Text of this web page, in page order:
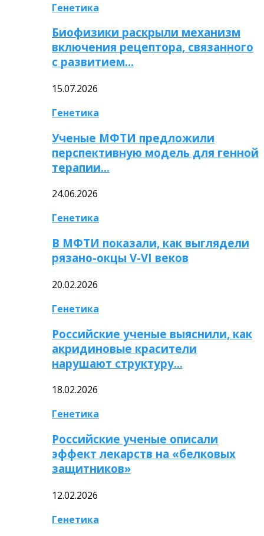
Генетика
Биофизики раскрыли механизм
включения рецептора, связанного
с развитием…
15.07.2026
Генетика
Ученые МФТИ предложили
перспективную модель для генной
терапии…
24.06.2026
Генетика
В МФТИ показали, как выглядели
рязано-окцы V-VI веков
20.02.2026
Генетика
Российские ученые выяснили, как
акридиновые красители
нарушают структуру…
18.02.2026
Генетика
Российские ученые описали
эффект лекарств на «белковых
защитников»
12.02.2026
Генетика